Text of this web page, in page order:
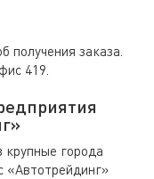
получения заказа.
419.
крупные города
«Автотрейдинг»